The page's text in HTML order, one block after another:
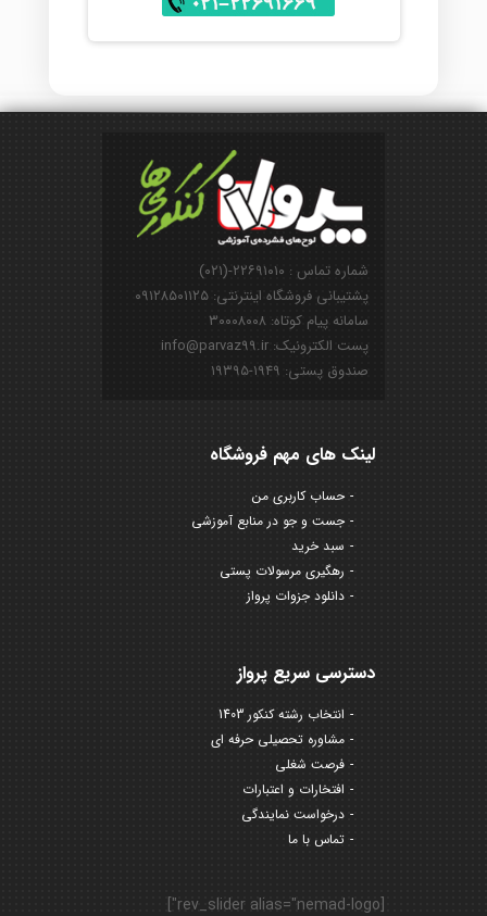
شماره تماس : ۲۲۶۹۱۰۱۰-(۰۲۱)
پشتیبانی فروشگاه اینترنتی: ۰۹۱۲۸۵۰۱۱۲۵
سامانه پیام کوتاه: ۳۰۰۰۸۰۰۸
پست الکترونیک: info@parvaz99.ir
صندوق پستی: ۱۹۴۹-۱۹۳۹۵
لینک های مهم فروشگاه
حساب کاربری من
جست و جو در منابع آموزشی
سبد خرید
رهگیری مرسولات پستی
دانلود جزوات پرواز
دسترسی سریع پرواز
انتخاب رشته کنکور 1403
مشاوره تحصیلی حرفه ای
فرصت شغلی
افتخارات و اعتبارات
درخواست نمایندگی
تماس با ما
[rev_slider alias="nemad-logo"]